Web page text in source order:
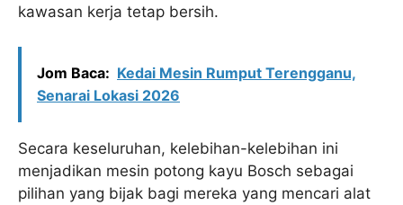
kawasan kerja tetap bersih.
Jom Baca: Kedai Mesin Rumput Terengganu,
Senarai Lokasi 2026
Secara keseluruhan, kelebihan-kelebihan ini
menjadikan mesin potong kayu Bosch sebagai
pilihan yang bijak bagi mereka yang mencari alat